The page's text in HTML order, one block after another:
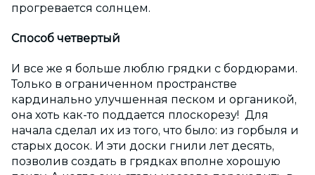
прогревается солнцем.
Способ четвертый
И все же я больше люблю грядки с бордюрами.
Только в ограниченном пространстве
кардинально улучшенная песком и органикой,
она хоть как-то поддается плоскорезу! Для
начала сделал их из того, что было: из горбыля и
старых досок. И эти доски гнили лет десять,
позволив создать в грядках вполне хорошую